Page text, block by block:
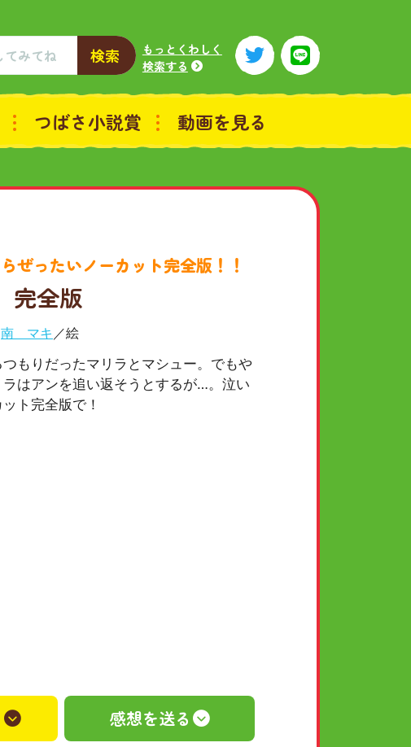
検索
もっとくわしく
検索する
つばさ小説賞 動画を見る
ぜったいノーカット完全版！！
全版
南 マキ ／絵
もりだったマリラとマシュー。でもや
はアンを追い返そうとするが…。泣い
ト完全版で！
感想を送る